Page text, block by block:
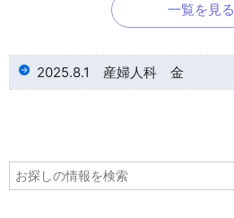
一覧を見る
2025.8.1 産婦人科 金